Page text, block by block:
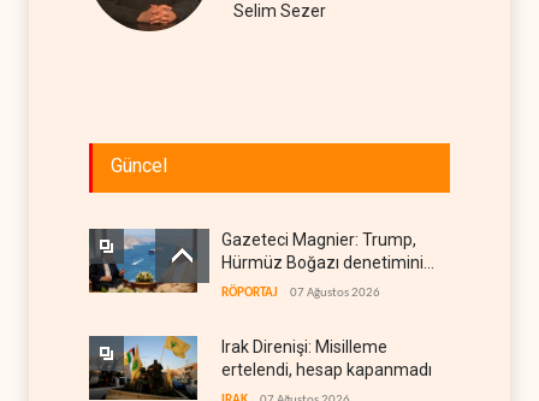
Selim Sezer
Güncel
Gazeteci Magnier: Trump,
Hürmüz Boğazı denetimini
doğrudan İran ve Umman'a
RÖPORTAJ 07 Ağustos 2026
Irak Direnişi: Misilleme
ertelendi, hesap kapanmadı